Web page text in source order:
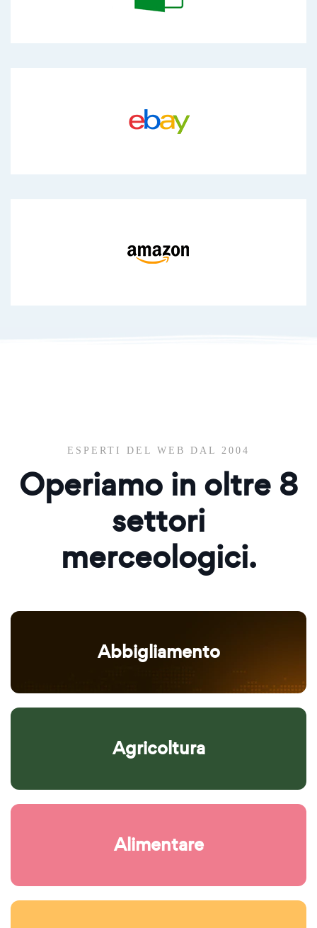
ESPERTI DEL WEB DAL 2004
Operiamo in oltre 8
settori
merceologici.
Abbigliamento
Agricoltura
Alimentare